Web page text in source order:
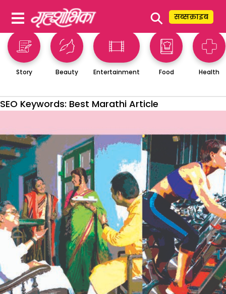
⚲ सब्सक्राइब
Story Beauty Entertainment Food Health
SEO Keywords: Best Marathi Article